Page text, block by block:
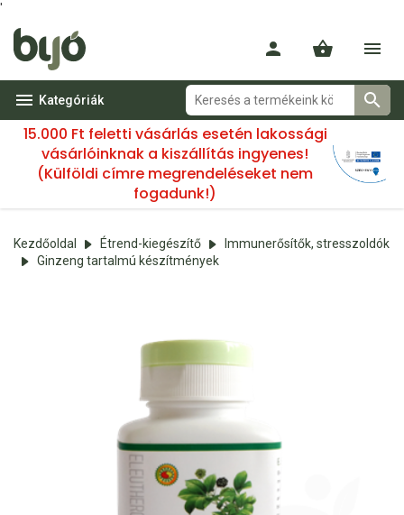
'
Kategóriák
15.000 Ft feletti vásárlás esetén lakossági
vásárlóinknak a kiszállítás ingyenes!
(Külföldi címre megrendeléseket nem
fogadunk!)
Kezdőoldal Étrend-kiegészítő
Immunerősítők, stresszoldók
Ginzeng tartalmú készítmények